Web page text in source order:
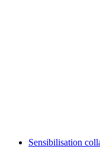
Sensibilisation